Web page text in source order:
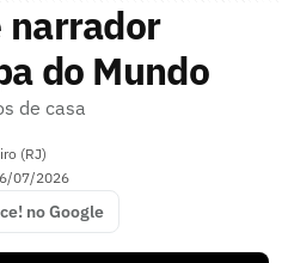
narrador
do Mundo
de casa
(RJ)
07/2026
no Google